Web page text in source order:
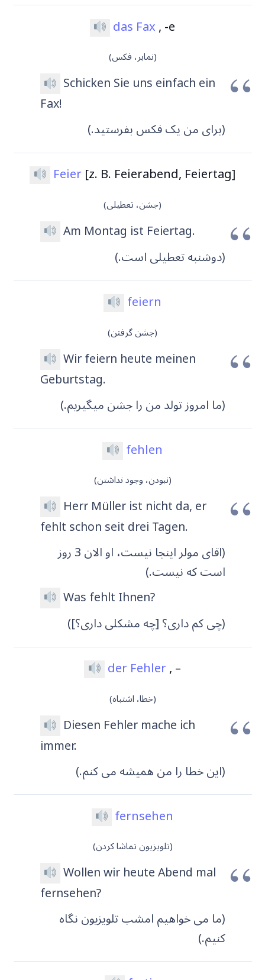
das Fax, -e
(نمابر، فکس)
Schicken Sie uns einfach ein
Fax!
(برای من یک فکس بفرستید.)
Feier[z. B. Feierabend, Feiertag]
(جشن، تعطیلی)
Am Montag ist Feiertag.
(دوشنبه تعطیلی است.)
feiern
(جشن گرفتن)
Wir feiern heute meinen
Geburtstag.
(ما امروز تولد من را جشن میگیریم.)
fehlen
(نبودن، وجود نداشتن)
Herr Müller ist nicht da, er
fehlt schon seit drei Tagen.
(اقای مولر اینجا نیست، او الان 3 روز
است که نیست.)
Was fehlt Ihnen?
(چی کم داری؟ [چه مشکلی داری؟])
der Fehler, –
(خطا، اشتباه)
Diesen Fehler mache ich
immer.
(این خطا را من همیشه می کنم.)
fernsehen
(تلویزیون تماشا کردن)
Wollen wir heute Abend mal
fernsehen?
(ما می خواهیم امشب تلویزیون نگاه
کنیم.)